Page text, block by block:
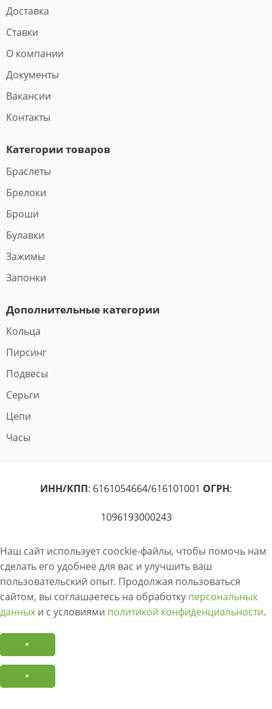
Доставка
Ставки
О компании
Документы
Вакансии
Контакты
Категории товаров
Браслеты
Брелоки
Броши
Булавки
Зажимы
Запонки
Дополнительные категории
Кольца
Пирсинг
Подвесы
Серьги
Цепи
Часы
ИНН/КПП: 6161054664/616101001 ОГРН:
1096193000243
Наш сайт использует coockie-файлы, чтобы помочь нам
сделать его удобнее для вас и улучшить ваш
пользовательский опыт. Продолжая пользоваться
сайтом, вы соглашаетесь на обработку персональных
данных и с условиями политикой конфиденциальности.
×
×